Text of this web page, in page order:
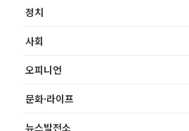
정치
사회
오피니언
문화·라이프
뉴스발전소